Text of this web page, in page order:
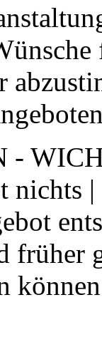
-
nichts
früher